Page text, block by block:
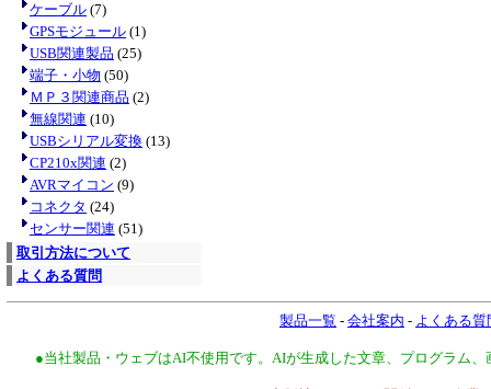
ケーブル (7)
GPSモジュール (1)
USB関連製品 (25)
端子・小物 (50)
ＭＰ３関連商品 (2)
無線関連 (10)
USBシリアル変換 (13)
CP210x関連 (2)
AVRマイコン (9)
コネクタ (24)
センサー関連 (51)
取引方法について
よくある質問
製品一覧 - 会社案内 - よくある質
●当社製品・ウェブはAI不使用です。AIが生成した文章、プログラム